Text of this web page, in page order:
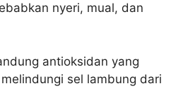
nyeri, mual, dan
antioksidan yang
sel lambung dari